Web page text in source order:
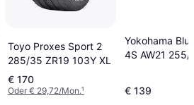
Toyo Proxes Sport 2
285/35 ZR19 103Y XL
€ 170
Oder € 29,72/Mon.¹
Yokohama
4S AW21 255/
€ 139